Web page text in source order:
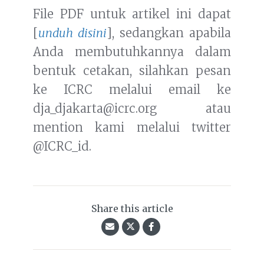
File PDF untuk artikel ini dapat
[unduh disini], sedangkan apabila
Anda membutuhkannya dalam
bentuk cetakan, silahkan pesan
ke ICRC melalui email ke
dja_djakarta@icrc.org atau
mention kami melalui twitter
@ICRC_id.
Share this article